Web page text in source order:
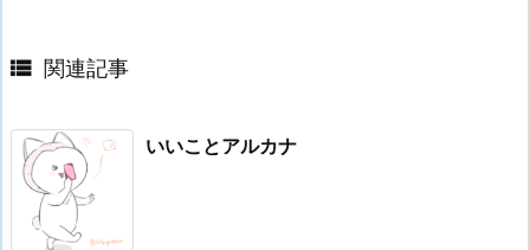
 関連記事
いいことアルカナ